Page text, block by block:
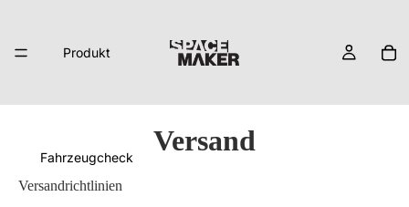
Produkt
Fahrzeugcheck
Versand
Versandrichtlinien